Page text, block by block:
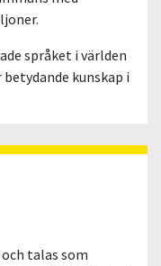
språket i världen
kunskap i
talas som